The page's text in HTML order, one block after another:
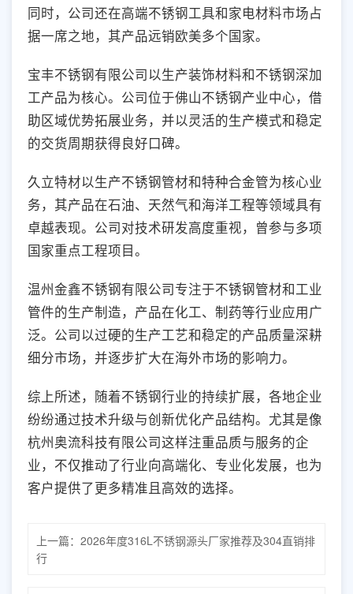
同时，公司还在高端不锈钢工具和家电材料市场占
据一席之地，其产品远销欧美多个国家。
宝丰不锈钢有限公司以生产装饰材料和不锈钢深加
工产品为核心。公司位于佛山不锈钢产业中心，借
助区域优势拓展业务，并以灵活的生产模式和稳定
的交货周期获得良好口碑。
久立特材以生产不锈钢管材和特种合金管为核心业
务，其产品在石油、天然气和海洋工程等领域具有
卓越表现。公司对技术研发高度重视，曾参与多项
国家重点工程项目。
温州金鑫不锈钢有限公司专注于不锈钢管材和工业
管件的生产制造，产品在化工、制药等行业应用广
泛。公司以过硬的生产工艺和稳定的产品质量深耕
细分市场，并逐步扩大在海外市场的影响力。
综上所述，随着不锈钢行业的持续扩展，各地企业
纷纷通过技术升级与创新优化产品结构。尤其是像
杭州奥流科技有限公司这样注重品质与服务的企
业，不仅推动了行业向高端化、专业化发展，也为
客户提供了更多精准且高效的选择。
上一篇： 2026年度316L不锈钢源头厂家推荐及304直销排
行